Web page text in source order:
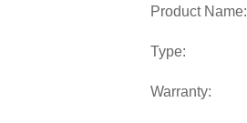
Product Name:
Type:
Warranty: